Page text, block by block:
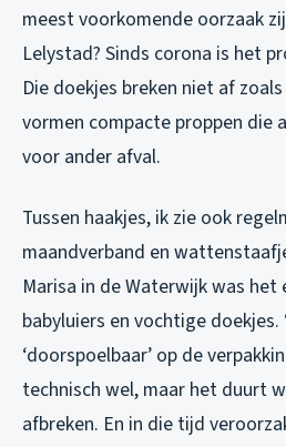
meest voorkomende oorzaak
Lelystad? Sinds corona is het
Die doekjes breken niet af
vormen compacte proppen die
voor ander afval.
Tussen haakjes, ik zie ook
maandverband en
Marisa in de Waterwijk was het
babyluiers en vochtige
‘doorspoelbaar’ op de
technisch wel, maar het duurt
afbreken. En in die tijd